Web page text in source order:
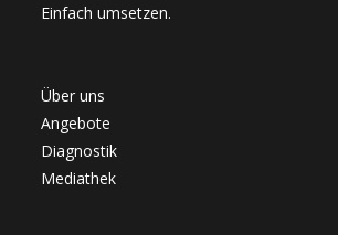
Einfach umsetzen.
Über uns
Angebote
Diagnostik
Mediathek